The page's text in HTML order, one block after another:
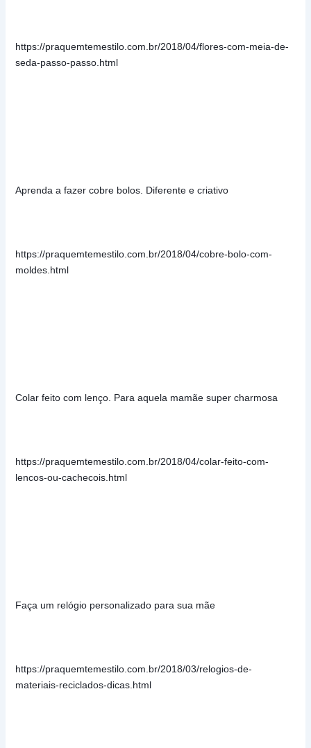
https://praquemtemestilo.com.br/2018/04/flores-com-meia-de-
seda-passo-passo.html
Aprenda a fazer cobre bolos. Diferente e criativo
https://praquemtemestilo.com.br/2018/04/cobre-bolo-com-
moldes.html
Colar feito com lenço. Para aquela mamãe super charmosa
https://praquemtemestilo.com.br/2018/04/colar-feito-com-
lencos-ou-cachecois.html
Faça um relógio personalizado para sua mãe
https://praquemtemestilo.com.br/2018/03/relogios-de-
materiais-reciclados-dicas.html